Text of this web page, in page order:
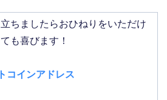
ちましたらおひねりをいただけ
も喜びます！
コインアドレス